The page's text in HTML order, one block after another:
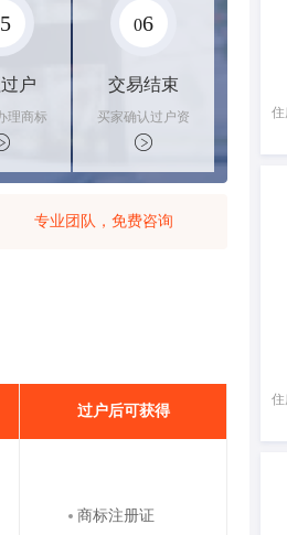
5
户
理商标
，交付
书
06
交易结束
买家确认过户资
料后，平台解冻
资金支付卖家
专业团队，免费咨询
过户后可获得
商标注册证